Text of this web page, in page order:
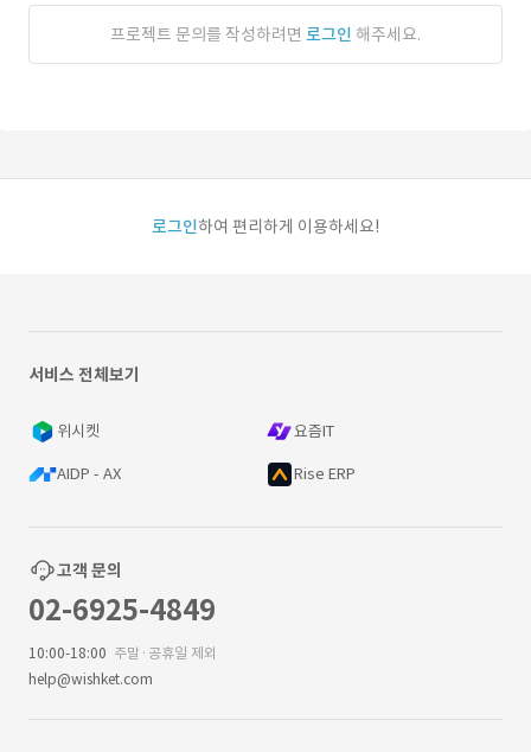
프로젝트 문의를 작성하려면 로그인 해주세요.
로그인하여 편리하게 이용하세요!
서비스 전체보기
위시켓 요즘IT
AIDP - AX Rise ERP
고객 문의
02-6925-4849
10:00-18:00 주말·공휴일 제외
help@wishket.com